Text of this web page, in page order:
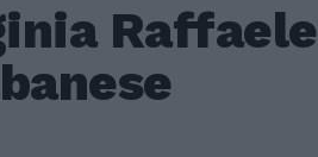
Raffaele